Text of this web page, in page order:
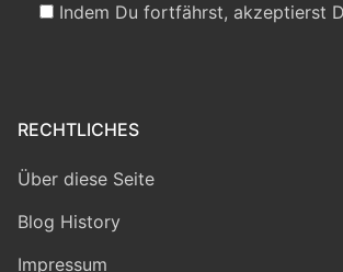
Indem Du fortfährst, akzeptierst
RECHTLICHES
Über diese Seite
Blog History
Impressum